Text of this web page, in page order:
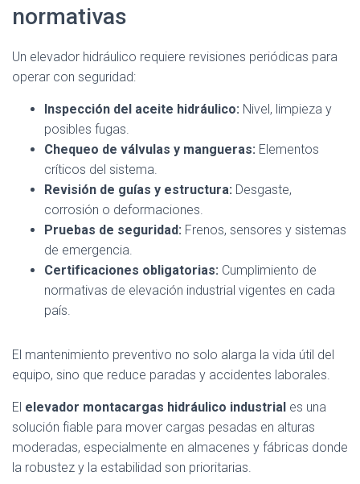
normativas
Un elevador hidráulico requiere revisiones periódicas para
operar con seguridad:
Inspección del aceite hidráulico: Nivel, limpieza y
posibles fugas.
Chequeo de válvulas y mangueras: Elementos
críticos del sistema.
Revisión de guías y estructura: Desgaste,
corrosión o deformaciones.
Pruebas de seguridad: Frenos, sensores y sistemas
de emergencia.
Certificaciones obligatorias: Cumplimiento de
normativas de elevación industrial vigentes en cada
país.
El mantenimiento preventivo no solo alarga la vida útil del
equipo, sino que reduce paradas y accidentes laborales.
El elevador montacargas hidráulico industrial es una
solución fiable para mover cargas pesadas en alturas
moderadas, especialmente en almacenes y fábricas donde
la robustez y la estabilidad son prioritarias.